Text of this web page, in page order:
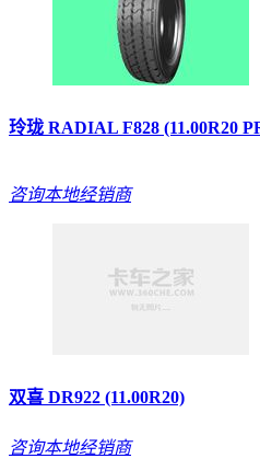
玲珑 RADIAL F828 (11.00R20
咨询本地经销商
双喜 DR922 (11.00R20)
咨询本地经销商